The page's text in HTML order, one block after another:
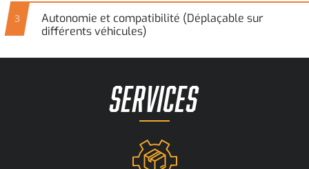
3
Autonomie et compatibilité (Déplaçable sur
différents véhicules)
SERVICES